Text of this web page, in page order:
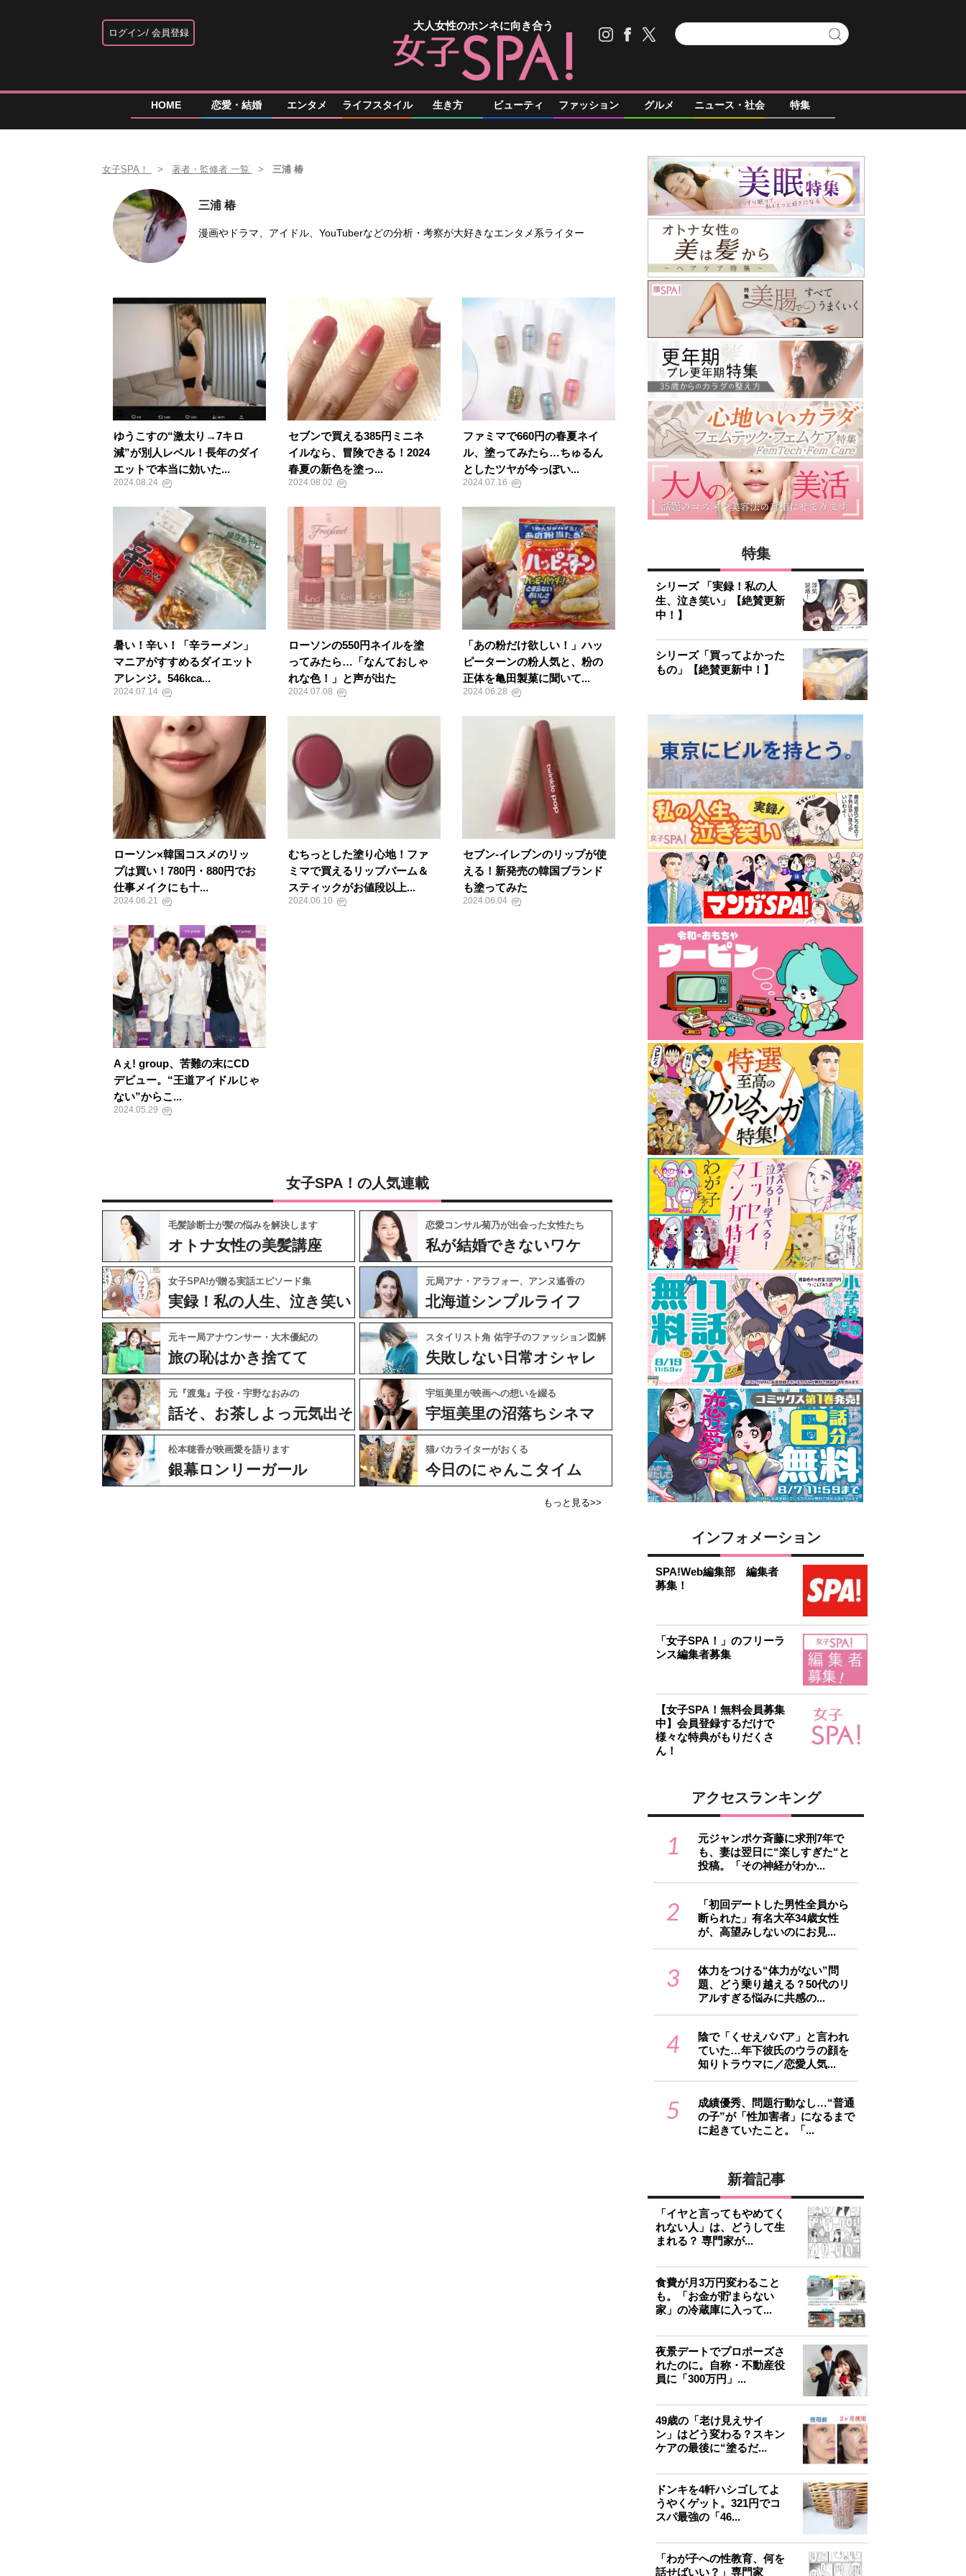
ログイン 会員登録
大人女性のホンネに向き合う
HOME 恋愛・結婚 エンタメ ライフスタイル 生き方 ビューティ ファッション グルメ ニュース・社会 特集
女子SPA！ 著者・監修者 一覧 三浦 椿
三浦 椿
漫画やドラマ、アイドル、YouTuberなどの分析・考察が大好きなエンタメ系ライター
ゆうこすの“激太り→7キロ
減”が別人レベル！長年のダイ
エットで本当に効いた...
2024.08.24
セブンで買える385円ミニネ
イルなら、冒険できる！2024
春夏の新色を塗っ...
2024.08.02
ファミマで660円の春夏ネイ
ル、塗ってみたら…ちゅるん
としたツヤが今っぽい...
2024.07.16
暑い！辛い！「辛ラーメン」
マニアがすすめるダイエット
アレンジ。546kca...
2024.07.14
ローソンの550円ネイルを塗
ってみたら…「なんておしゃ
れな色！」と声が出た
2024.07.08
「あの粉だけ欲しい！」ハッ
ピーターンの粉人気と、粉の
正体を亀田製菓に聞いて...
2024.06.28
ローソン×韓国コスメのリッ
プは買い！780円・880円でお
仕事メイクにも十...
2024.06.21
むちっとした塗り心地！ファ
ミマで買えるリップバーム＆
スティックがお値段以上...
2024.06.10
セブン-イレブンのリップが使
える！新発売の韓国ブランド
も塗ってみた
2024.06.04
Aぇ! group、苦難の末にCD
デビュー。“王道アイドルじゃ
ない”からこ...
2024.05.29
女子SPA！の人気連載
毛髪診断士が髪の悩みを解決します
オトナ女性の美髪講座
恋愛コンサル菊乃が出会った女性たち
私が結婚できないワケ
女子SPA!が贈る実話エピソード集
実録！私の人生、泣き笑い
元局アナ・アラフォー、アンヌ遙香の
北海道シンプルライフ
元キー局アナウンサー・大木優紀の
旅の恥はかき捨てて
スタイリスト角 佑宇子のファッション図解
失敗しない日常オシャレ
元『渡鬼』子役・宇野なおみの
話そ、お茶しよっ元気出そ
宇垣美里が映画への想いを綴る
宇垣美里の沼落ちシネマ
松本穂香が映画愛を語ります
銀幕ロンリーガール
猫バカライターがおくる
今日のにゃんこタイム
もっと見る>>
特集
シリーズ 「実録！私の人
生、泣き笑い」【絶賛更新
中！】
シリーズ「買ってよかった
もの」【絶賛更新中！】
インフォメーション
SPA!Web編集部 編集者
募集！
「女子SPA！」のフリーラ
ンス編集者募集
【女子SPA！無料会員募集
中】会員登録するだけで
様々な特典がもりだくさ
ん！
アクセスランキング
1
元ジャンポケ斉藤に求刑7年で
も、妻は翌日に“楽しすぎた“と
投稿。「その神経がわか...
2
「初回デートした男性全員から
断られた」有名大卒34歳女性
が、高望みしないのにお見...
3
体力をつける“体力がない”問
題、どう乗り越える？50代のリ
アルすぎる悩みに共感の...
4
陰で「くせえババア」と言われ
ていた…年下彼氏のウラの顔を
知りトラウマに／恋愛人気...
5
成績優秀、問題行動なし…“普通
の子”が「性加害者」になるまで
に起きていたこと。「...
新着記事
「イヤと言ってもやめてく
れない人」は、どうして生
まれる？ 専門家が...
食費が月3万円変わること
も。「お金が貯まらない
家」の冷蔵庫に入って...
夜景デートでプロポーズさ
れたのに。自称・不動産役
員に「300万円」...
49歳の「老け見えサイ
ン」はどう変わる？スキン
ケアの最後に“塗るだ...
ドンキを4軒ハシゴしてよ
うやくゲット。321円でコ
スパ最強の「46...
「わが子への性教育、何を
話せばいい？」専門家